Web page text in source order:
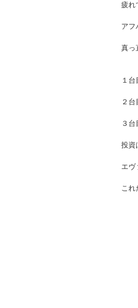
疲れ
アフ
真っ
１
２
３
投資
エヴ
これ